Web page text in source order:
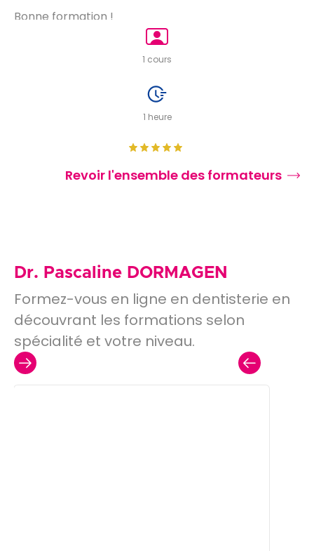
Bonne formation !
1 cours
1 heure
Revoir l'ensemble des formateurs
Dr. Pascaline DORMAGEN
Formez-vous en ligne en dentisterie en
découvrant les formations selon
spécialité et votre niveau.